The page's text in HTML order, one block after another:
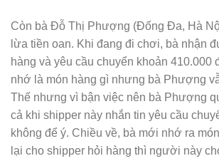
Còn bà Đỗ Thị Phượng (Đống Đa, Hà
lừa tiền oan. Khi đang đi chơi, bà nhận
hàng và yêu cầu chuyển khoản 410.000
nhớ là món hàng gì nhưng bà Phượng
Thế nhưng vì bận việc nên bà Phượng
cả khi shipper này nhắn tin yêu cầu
không để ý. Chiều về, bà mới nhớ ra
lại cho shipper hỏi hàng thì người này